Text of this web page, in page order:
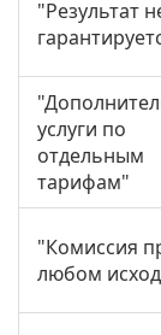
"Результат
услуги по
отдельным
тарифам"
"Комиссия
любом